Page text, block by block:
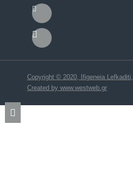
Copyright © 2020, Ifigeneia
Created by www.westweb.gr